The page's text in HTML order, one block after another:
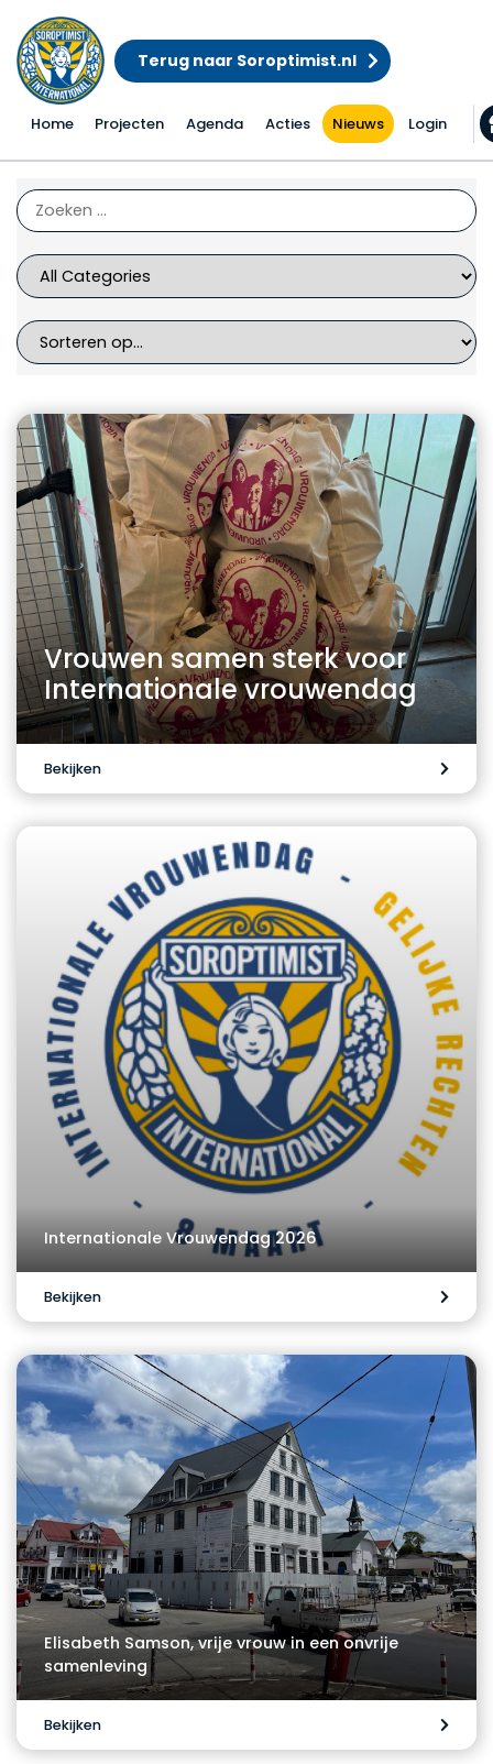
Terug naar Soroptimist.nl
Home Projecten Agenda Acties Nieuws Login
Nieuws
Vrouwen samen sterk voor
Internationale vrouwendag
Bekijken
Internationale Vrouwendag 2026
Bekijken
Elisabeth Samson, vrije vrouw in een onvrije
samenleving
Bekijken